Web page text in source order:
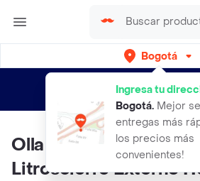
Bogotá
Ingresa tu
Bogotá. Mejor
entregas más
los precios más
convenientes!
envíos gratis por semanas
Olla A Presion
Litroscierre Externo